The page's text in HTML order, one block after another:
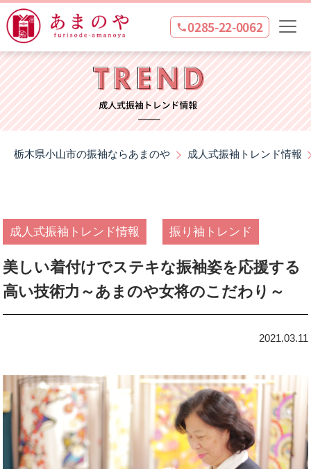
0285-22-0062
栃木県小山市の振袖ならあまのや 成人式振袖トレンド情報
成人式振袖トレンド情報 振り袖トレンド
美しい着付けでステキな振袖姿を応援する
高い技術力～あまのや女将のこだわり～
2021.03.11